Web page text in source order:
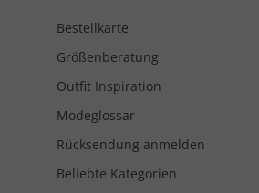
Bestellkarte
Größenberatung
Outfit Inspiration
Modeglossar
Rücksendung anmelden
Beliebte Kategorien